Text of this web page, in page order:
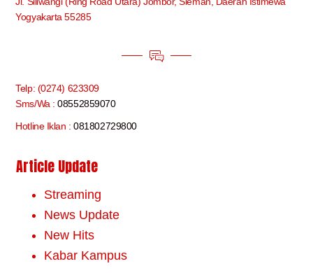
Yogyakarta 55285
Telp: (0274) 623309
Sms/Wa :08552859070
Hotline Iklan :081802729800
Article Update
Streaming
News Update
New Hits
Kabar Kampus